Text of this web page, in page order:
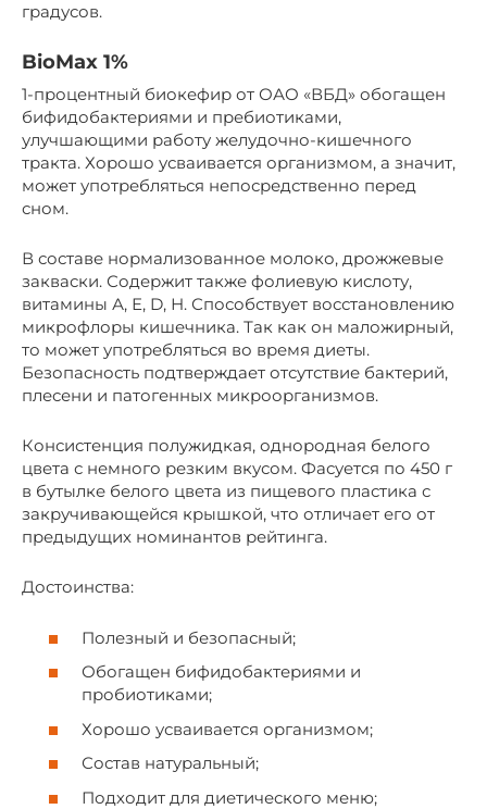
градусов.
BioMax 1%
1-процентный биокефир от ОАО «ВБД» обогащен
бифидобактериями и пребиотиками,
улучшающими работу желудочно-кишечного
тракта. Хорошо усваивается организмом, а значит,
может употребляться непосредственно перед
сном.
В составе нормализованное молоко, дрожжевые
закваски. Содержит также фолиевую кислоту,
витамины А, Е, D, Н. Способствует восстановлению
микрофлоры кишечника. Так как он маложирный,
то может употребляться во время диеты.
Безопасность подтверждает отсутствие бактерий,
плесени и патогенных микроорганизмов.
Консистенция полужидкая, однородная белого
цвета с немного резким вкусом. Фасуется по 450 г
в бутылке белого цвета из пищевого пластика с
закручивающейся крышкой, что отличает его от
предыдущих номинантов рейтинга.
Достоинства:
Полезный и безопасный;
Обогащен бифидобактериями и
пробиотиками;
Хорошо усваивается организмом;
Состав натуральный;
Подходит для диетического меню;